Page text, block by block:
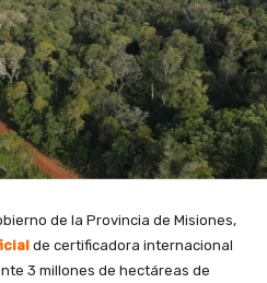
de la Provincia de Misiones,
de certificadora internacional
3 millones de hectáreas de